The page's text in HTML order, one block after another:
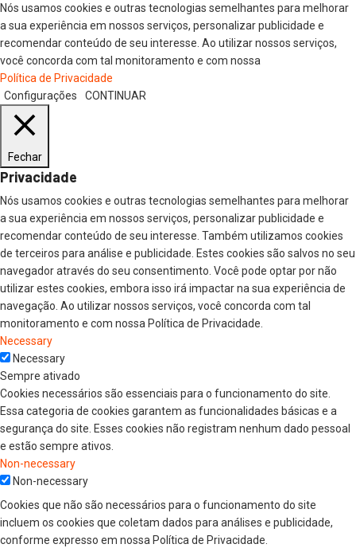
Nós usamos cookies e outras tecnologias semelhantes para melhorar
a sua experiência em nossos serviços, personalizar publicidade e
recomendar conteúdo de seu interesse. Ao utilizar nossos serviços,
você concorda com tal monitoramento e com nossa
Política de Privacidade
Configurações
CONTINUAR
Fechar
Privacidade
Nós usamos cookies e outras tecnologias semelhantes para melhorar
a sua experiência em nossos serviços, personalizar publicidade e
recomendar conteúdo de seu interesse. Também utilizamos cookies
de terceiros para análise e publicidade. Estes cookies são salvos no seu
navegador através do seu consentimento. Você pode optar por não
utilizar estes cookies, embora isso irá impactar na sua experiência de
navegação. Ao utilizar nossos serviços, você concorda com tal
monitoramento e com nossa Política de Privacidade.
Necessary
Necessary
Sempre ativado
Cookies necessários são essenciais para o funcionamento do site.
Essa categoria de cookies garantem as funcionalidades básicas e a
segurança do site. Esses cookies não registram nenhum dado pessoal
e estão sempre ativos.
Non-necessary
Non-necessary
Cookies que não são necessários para o funcionamento do site
incluem os cookies que coletam dados para análises e publicidade,
conforme expresso em nossa Política de Privacidade.